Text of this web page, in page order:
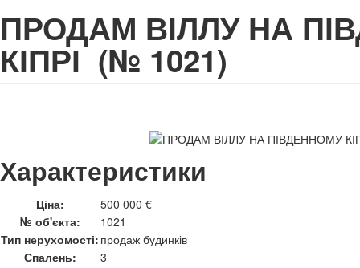
ПРОДАМ ВІЛЛУ НА
КІПРІ (№ 1021)
Характеристики
Ціна:
500 000 €
№ об'єкта:
1021
Тип нерухомості: продаж будинків
Спалень:
3